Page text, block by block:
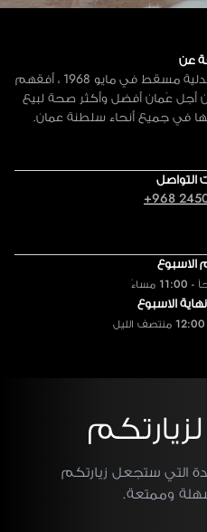
عن
وضع المؤسسون ، الذين أسسوا صيدلية مسقط في مايو 1968 ، أفقهم
أجل عُمان أفضل وأكثر صحة لبيع
في جميع أنحاء سلطنة عمان.
التواصل
+968
الاسبوع
الاسبوع
التي ستجعل زيارتكم
وممتعة.